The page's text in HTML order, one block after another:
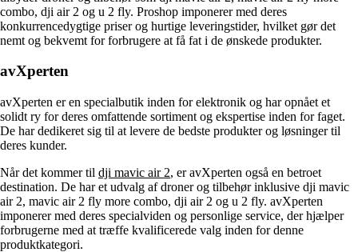
combo, dji air 2 og u 2 fly. Proshop imponerer med deres
konkurrencedygtige priser og hurtige leveringstider, hvilket gør det
nemt og bekvemt for forbrugere at få fat i de ønskede produkter.
avXperten
avXperten er en specialbutik inden for elektronik og har opnået et
solidt ry for deres omfattende sortiment og ekspertise inden for faget.
De har dedikeret sig til at levere de bedste produkter og løsninger til
deres kunder.
Når det kommer til dji mavic air 2, er avXperten også en betroet
destination. De har et udvalg af droner og tilbehør inklusive dji mavic
air 2, mavic air 2 fly more combo, dji air 2 og u 2 fly. avXperten
imponerer med deres specialviden og personlige service, der hjælper
forbrugerne med at træffe kvalificerede valg inden for denne
produktkategori.